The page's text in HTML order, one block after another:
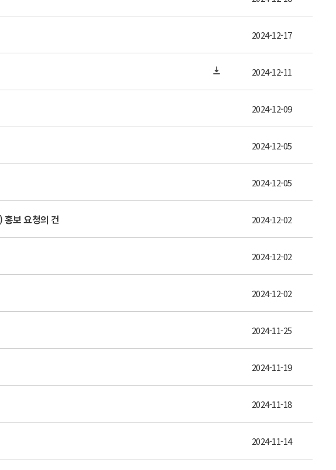
2024-12-17
2024-12-11
2024-12-09
2024-12-05
2024-12-05
보 요청의 건 2024-12-02
2024-12-02
2024-12-02
2024-11-25
2024-11-19
2024-11-18
2024-11-14